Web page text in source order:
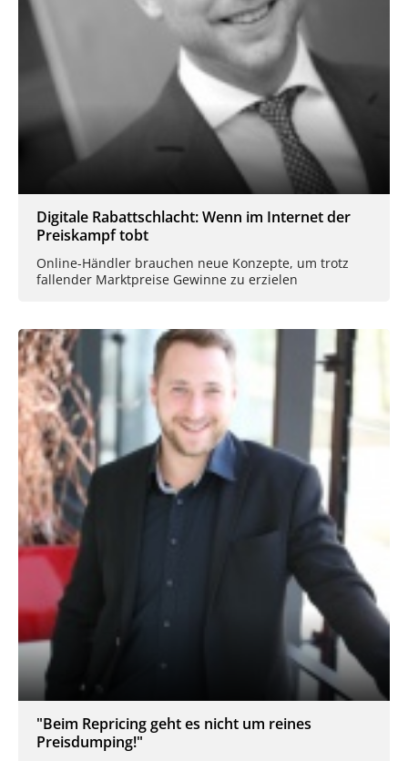
Digitale Rabattschlacht: Wenn im Internet der
Preiskampf tobt
Online-Händler brauchen neue Konzepte, um trotz
fallender Marktpreise Gewinne zu erzielen
"Beim Repricing geht es nicht um reines
Preisdumping!"